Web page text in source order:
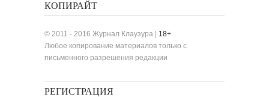
КОПИРАЙТ
© 2011 - 2016 Журнал Клаузура | 18+
Любое копирование материалов только с
письменного разрешения редакции
РЕГИСТРАЦИЯ